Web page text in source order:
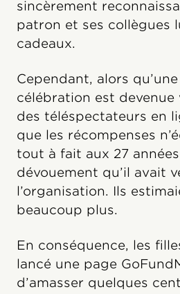
sincèrement
patron et ses collègues
cadeaux.
Cependant, alors
célébration est devenue
des téléspectateurs en
que les récompenses
tout à fait aux 27
dévouement qu’il avait
l’organisation. Ils
beaucoup plus.
En conséquence, les
lancé une page
d’amasser quelques